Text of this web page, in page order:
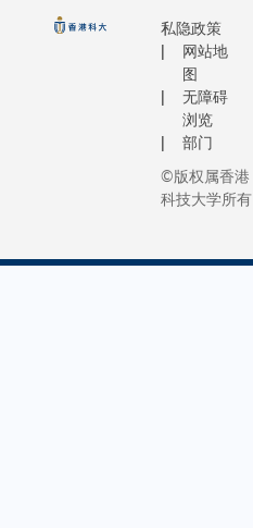
私隐政策
网站地
图
无障碍
浏览
部门
©版权属香港
科技大学所有